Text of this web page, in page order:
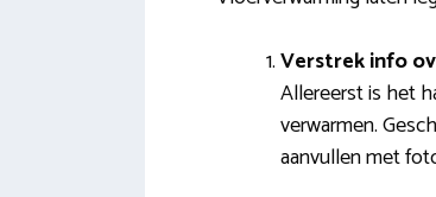
Verstrek info
Allereerst is het
verwarmen.
aanvullen met